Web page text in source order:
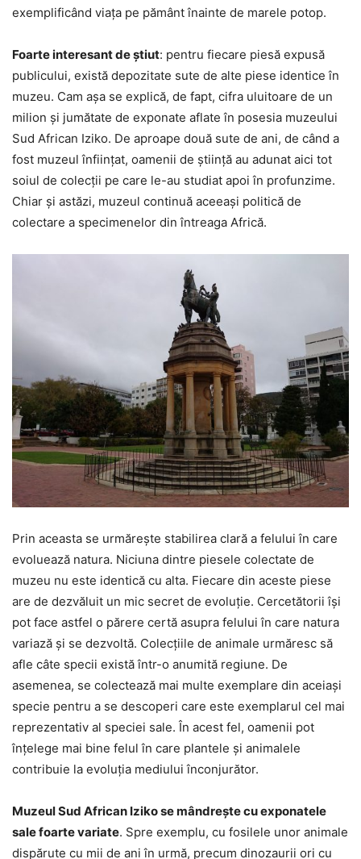
exemplificând viaţa pe pământ înainte de marele potop.
Foarte interesant de ştiut: pentru fiecare piesă expusă
publicului, există depozitate sute de alte piese identice în
muzeu. Cam aşa se explică, de fapt, cifra uluitoare de un
milion şi jumătate de exponate aflate în posesia muzeului
Sud African Iziko. De aproape două sute de ani, de când a
fost muzeul înfiinţat, oamenii de ştiinţă au adunat aici tot
soiul de colecţii pe care le-au studiat apoi în profunzime.
Chiar şi astăzi, muzeul continuă aceeaşi politică de
colectare a specimenelor din întreaga Africă.
Prin aceasta se urmăreşte stabilirea clară a felului în care
evoluează natura. Niciuna dintre piesele colectate de
muzeu nu este identică cu alta. Fiecare din aceste piese
are de dezvăluit un mic secret de evoluţie. Cercetătorii îşi
pot face astfel o părere certă asupra felului în care natura
variază şi se dezvoltă. Colecţiile de animale urmăresc să
afle câte specii există într-o anumită regiune. De
asemenea, se colectează mai multe exemplare din aceiaşi
specie pentru a se descoperi care este exemplarul cel mai
reprezentativ al speciei sale. În acest fel, oamenii pot
înţelege mai bine felul în care plantele şi animalele
contribuie la evoluţia mediului înconjurător.
Muzeul Sud African Iziko se mândreşte cu exponatele
sale foarte variate. Spre exemplu, cu fosilele unor animale
dispărute cu mii de ani în urmă, precum dinozaurii ori cu